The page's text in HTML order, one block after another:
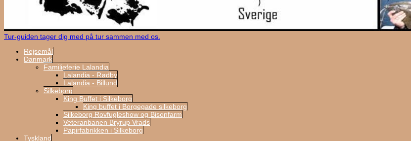
Tur-guiden tager dig med på tur sammen med os.
Rejsemål
Danmark
Familieferie Lalandia
Lalandia - Rødby
Lalandia - Billund
Silkeborg
King Buffet i Silkeborg
King buffet i Borgegade silkeborg
Silkeborg Rovfugleshow og Bisonfarm
Veteranbanen Bryrup Vrads
Papirfabrikken i Silkeborg
Tyskland